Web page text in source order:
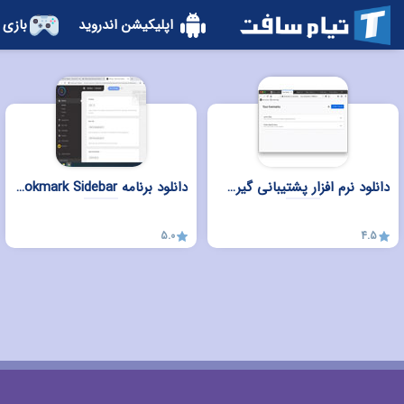
دانلود نرم افزار پشتیبانی گیری بوکمارک Livemarks for firefox برای ویندوز
4.5
دانلود برنامه Bookmark Sidebar برای مرورگرهای کروم و ادج
5.0
اپلیکیشن اندروید